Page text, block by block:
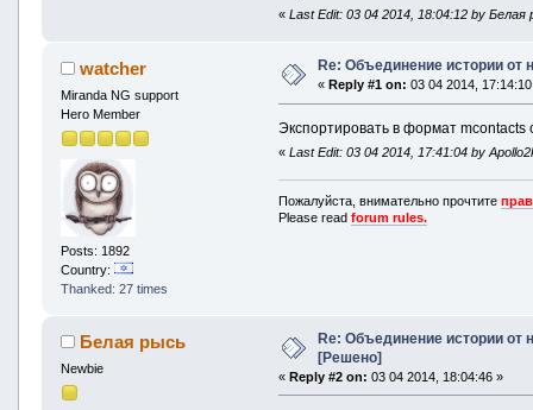
«Last Edit: 03 04 2014, 18:04:12 by Белая
watcher
Miranda NG support
Hero Member
Posts: 1892
Country:
Thanked: 27 times
Re: Объединение истории от
« Reply #1 on: 03 04 2014,
Экспортировать в формат
«Last Edit: 03 04 2014, 17:41:04 by
Пожалуйста, внимательно прочтите
Please readforum rules.
Белая рысь
Newbie
Re: Объединение истории от
[Решено]
«Reply #2 on: 03 04 2014, 18:04:46 »